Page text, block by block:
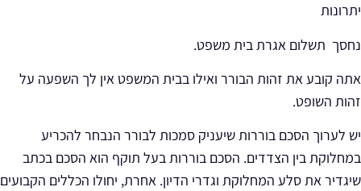
יתרונות
נחסך תשלום אגרת בית משפט.
אתה קובע את זהות הבורר ואילו בבית המשפט אין לך השפעה על
זהות השופט.
יש לערוך הסכם בוררות שיעניק סמכות לבורר הנבחר להכריע
במחלוקת בין הצדדים. הסכם בוררות בעל תוקף הוא הסכם בכתב
שיגדיר את סלע המחלוקת וגדרי הדיון. אחרת, יחולו הכללים הקבועים